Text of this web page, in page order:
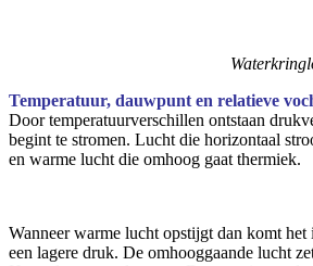
Temperatuur, dauwpunt en relatieve
Door temperatuurverschillen ontstaan
begint te stromen. Lucht die horizontaal
en warme lucht die omhoog gaat thermiek.
Wanneer warme lucht opstijgt dan komt het
een lagere druk. De omhooggaande lucht